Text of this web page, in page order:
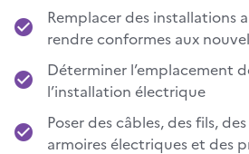
Remplacer des installations
rendre conformes aux
Déterminer l’emplacement
l’installation électrique
Poser des câbles, des fils,
armoires électriques et des